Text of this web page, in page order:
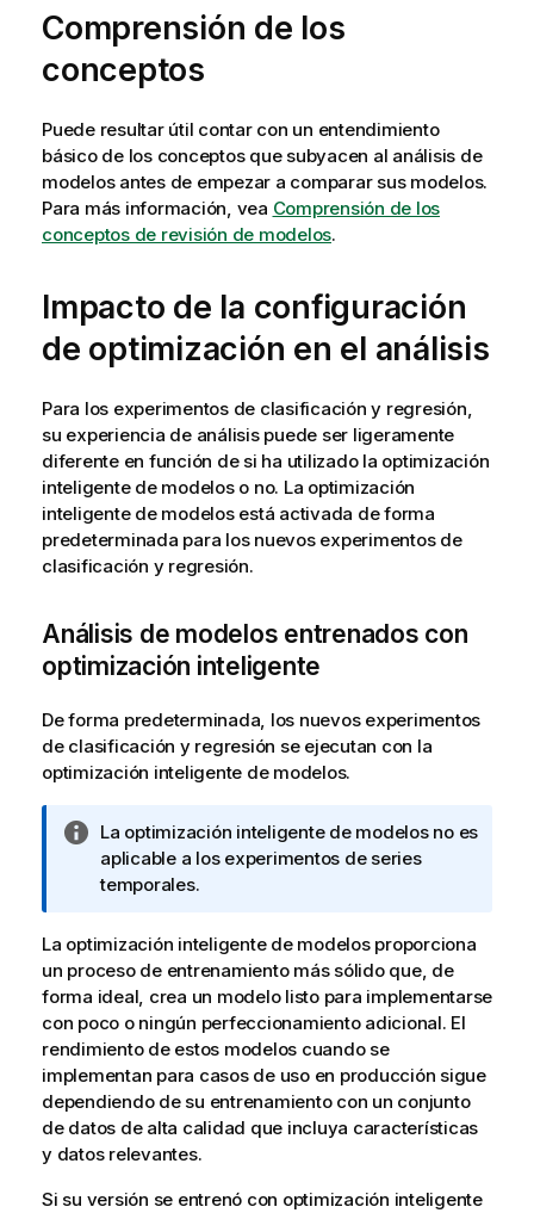
Comprensión de los
conceptos
Puede resultar útil contar con un entendimiento
básico de los conceptos que subyacen al análisis de
modelos antes de empezar a comparar sus modelos.
Para más información, vea Comprensión de los
conceptos de revisión de modelos.
Impacto de la configuración
de optimización en el análisis
Para los experimentos de clasificación y regresión,
su experiencia de análisis puede ser ligeramente
diferente en función de si ha utilizado la optimización
inteligente de modelos o no. La optimización
inteligente de modelos está activada de forma
predeterminada para los nuevos experimentos de
clasificación y regresión.
Análisis de modelos entrenados con
optimización inteligente
De forma predeterminada, los nuevos experimentos
de clasificación y regresión se ejecutan con la
optimización inteligente de modelos.
N
o
t
i
n
f
o
r
m
a
t
i
a
La optimización inteligente de modelos no es
aplicable a los experimentos de series
temporales.
La optimización inteligente de modelos proporciona
un proceso de entrenamiento más sólido que, de
forma ideal, crea un modelo listo para implementarse
con poco o ningún perfeccionamiento adicional. El
rendimiento de estos modelos cuando se
implementan para casos de uso en producción sigue
dependiendo de su entrenamiento con un conjunto
de datos de alta calidad que incluya características
y datos relevantes.
Si su versión se entrenó con optimización inteligente